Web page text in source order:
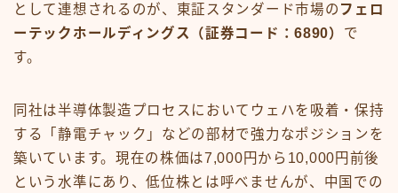
として連想されるのが、東証スタンダード市場の フェロ
ーテックホールディングス（証券コード：6890） で
す。
同社は半導体製造プロセスにおいてウェハを吸着・保持
する「静電チャック」などの部材で強力なポジションを
築いています。現在の株価は7,000円から10,000円前後
という水準にあり、低位株とは呼べませんが、中国での